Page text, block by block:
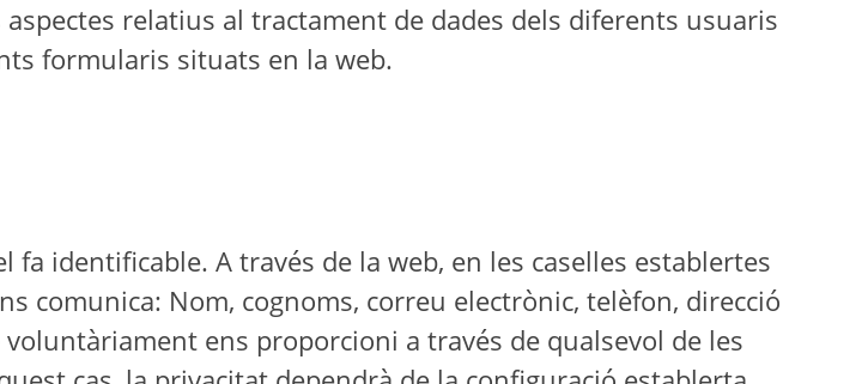
relatius al tractament de dades dels diferents usuaris
formularis situats en la web.
identificable. A través de la web, en les caselles establertes
comunica: Nom, cognoms, correu electrònic, telèfon, direcció
ens proporcioni a través de qualsevol de les